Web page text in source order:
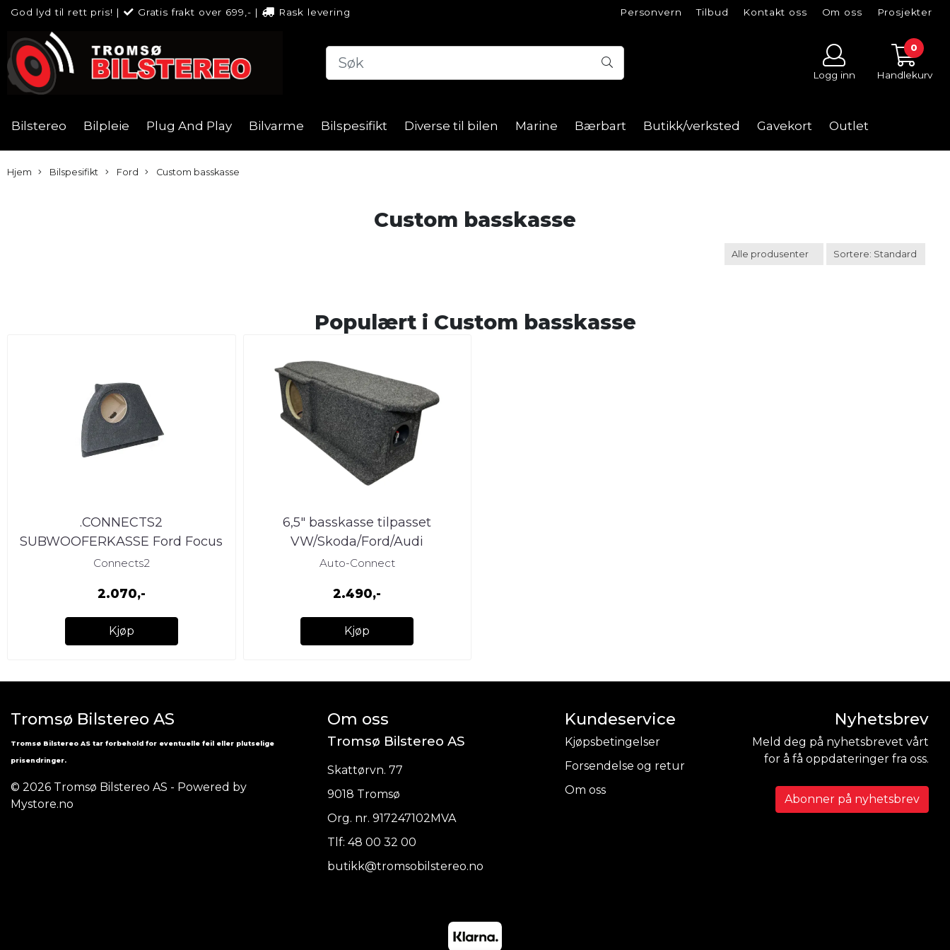
God lyd til rett pris! | Gratis frakt over 699,- | Rask levering Personvern Tilbud Kontakt oss Om oss Prosjekter
Logg inn
0
Handlekurv
Bilstereo Bilpleie Plug And Play Bilvarme Bilspesifikt Diverse til bilen Marine Bærbart Butikk/verksted Gavekort Outlet
Hjem Bilspesifikt Ford Custom basskasse
Custom basskasse
Populært i Custom basskasse
.CONNECTS2
SUBWOOFERKASSE Ford Focus
(1998 - 2004) (Mk1)
Connects2
2.070,-
Kjøp
6,5" basskasse tilpasset
VW/Skoda/Ford/Audi
Auto-Connect
2.490,-
Kjøp
Tromsø Bilstereo AS
Tromsø Bilstereo AS tar forbehold for eventuelle feil eller plutselige
prisendringer.
© 2026 Tromsø Bilstereo AS - Powered by
Mystore.no
Om oss
Tromsø Bilstereo AS
Skattørvn. 77
9018 Tromsø
Org. nr. 917247102MVA
Tlf: 48 00 32 00
butikk@tromsobilstereo.no
Kundeservice
Kjøpsbetingelser
Forsendelse og retur
Om oss
Nyhetsbrev
Meld deg på nyhetsbrevet vårt
for å få oppdateringer fra oss.
Abonner på nyhetsbrev